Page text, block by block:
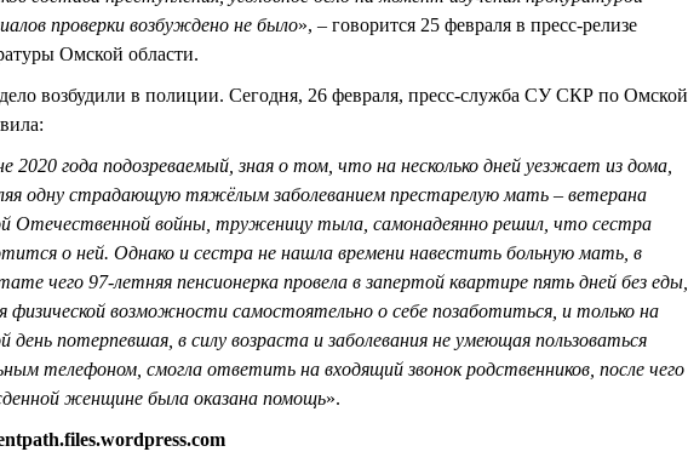
проверки возбуждено не было», – говорится 25 февраля в пресс-релизе
Омской области.
возбудили в полиции. Сегодня, 26 февраля, пресс-служба СУ СКР по Омской
2020 года подозреваемый, зная о том, что на несколько дней уезжает из дома,
одну страдающую тяжёлым заболеванием престарелую мать – ветерана
Отечественной войны, труженицу тыла, самонадеянно решил, что сестра
о ней. Однако и сестра не нашла времени навестить больную мать, в
чего 97-летняя пенсионерка провела в запертой квартире пять дней без еды,
физической возможности самостоятельно о себе позаботиться, и только на
день потерпевшая, в силу возраста и заболевания не умеющая пользоваться
телефоном, смогла ответить на входящий звонок родственников, после чего
женщине была оказана помощь».